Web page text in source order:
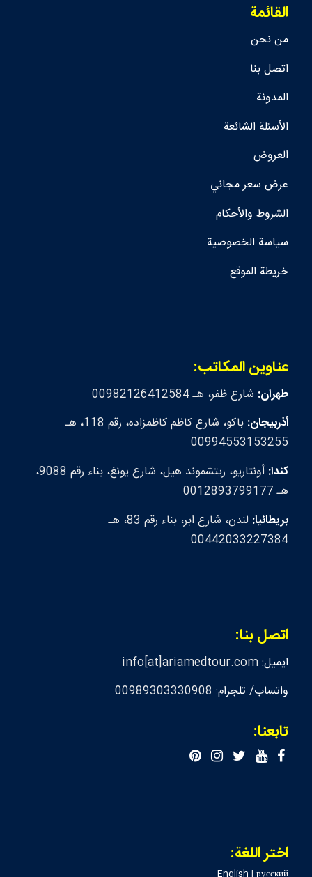
القائمة
من نحن
اتصل بنا
المدونة
الأسئلة الشائعة
العروض
عرض سعر مجاني
الشروط والأحكام
سياسة الخصوصية
خريطة الموقع
عناوين المكاتب:
طهران: شارع ظفر، هـ 00982126412584
أذربيجان:
باكو، شارع كاظم كاظمزاده، رقم 118، هـ
00994553153255
كندا:
أونتاريو، ريتشموند هيل، شارع يونغ، بناء رقم 9088،
هـ 0012893799177
بريطانيا:
لندن، شارع ابر، بناء رقم 83، هـ
00442033227384
اتصل بنا:
ايميل:info[at]ariamedtour.com
واتساب/ تلجرام: 00989303330908
تابعنا:
اختر اللغة: